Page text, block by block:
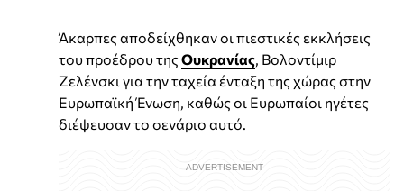
Άκαρπες αποδείχθηκαν οι πιεστικές εκκλήσεις
του προέδρου της Ουκρανίας , Βολοντίμιρ
Ζελένσκι για την ταχεία ένταξη της χώρας στην
Ευρωπαϊκή Ένωση, καθώς οι Ευρωπαίοι ηγέτες
διέψευσαν το σενάριο αυτό.